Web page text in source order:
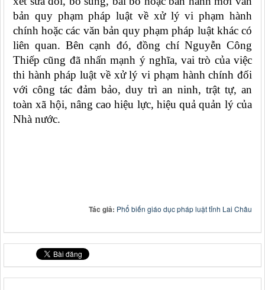
bản quy phạm pháp luật về xử lý vi phạm hành
chính hoặc các văn bản quy phạm pháp luật khác có
liên quan. Bên cạnh đó, đồng chí Nguyễn Công
Thiếp cũng đã nhấn mạnh ý nghĩa, vai trò của việc
thi hành pháp luật về xử lý vi phạm hành chính đối
với công tác đảm bảo, duy trì an ninh, trật tự, an
toàn xã hội, nâng cao hiệu lực, hiệu quả quản lý của
Nhà nước.
Tác giả: Phổ biến giáo dục pháp luật tỉnh Lai Châu